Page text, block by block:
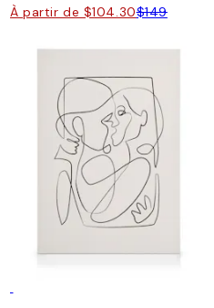
À partir de $104.30$149